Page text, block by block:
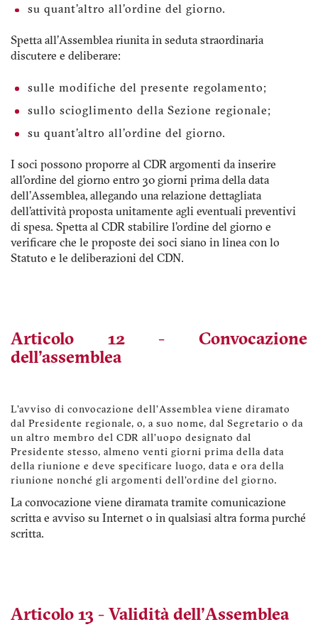
su quant'altro all'ordine del giorno.
Spetta all'Assemblea riunita in seduta straordinaria
discutere e deliberare:
sulle modifiche del presente regolamento;
sullo scioglimento della Sezione regionale;
su quant'altro all'ordine del giorno.
I soci possono proporre al CDR argomenti da inserire
all'ordine del giorno entro 30 giorni prima della data
dell'Assemblea, allegando una relazione dettagliata
dell'attività proposta unitamente agli eventuali preventivi
di spesa. Spetta al CDR stabilire l'ordine del giorno e
verificare che le proposte dei soci siano in linea con lo
Statuto e le deliberazioni del CDN.
Articolo 12 - Convocazione
dell'assemblea
L'avviso di convocazione dell'Assemblea viene diramato
dal Presidente regionale, o, a suo nome, dal Segretario o da
un altro membro del CDR all’uopo designato dal
Presidente stesso, almeno venti giorni prima della data
della riunione e deve specificare luogo, data e ora della
riunione nonché gli argomenti dell'ordine del giorno.
La convocazione viene diramata tramite comunicazione
scritta e avviso su Internet o in qualsiasi altra forma purché
scritta.
Articolo 13 - Validità dell'Assemblea